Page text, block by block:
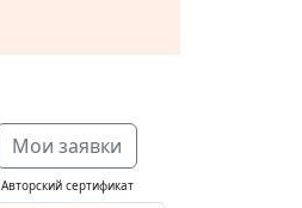
Мои заявки
Авторский сертификат